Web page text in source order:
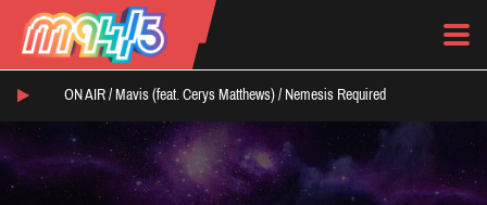
ON AIR / Mavis (feat. Cerys Matthews) / Nemesis Required